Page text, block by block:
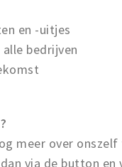
en -uitjes
bedrijven
meer over
via de button